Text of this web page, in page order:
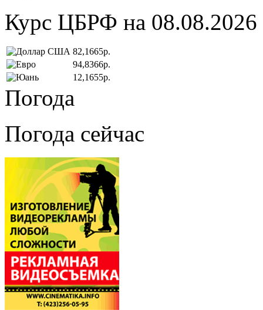
Курс ЦБРФ на 08.08.2026
82,1665р.
94,8366р.
12,1655р.
Погода
Погода сейчас